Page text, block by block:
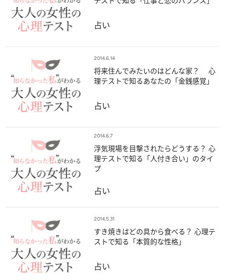
占い
2014.6.14
将来住んでみたいのはどんな家？ 心
理テストで知るあなたの「金銭感覚」
占い
2014.6.7
浮気現場を目撃されたらどうする？ 心
理テストで知る「人付き合い」のタイ
プ
占い
2014.5.31
すき焼きはどの具から食べる？ 心理テ
ストで知る「本質的な性格」
占い